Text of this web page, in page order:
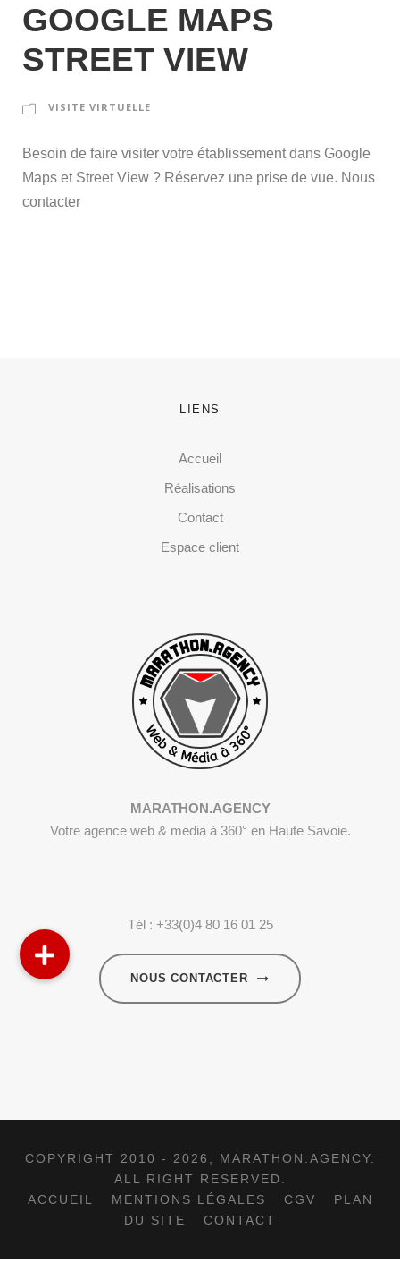
GOOGLE MAPS
STREET VIEW
VISITE VIRTUELLE
Besoin de faire visiter votre établissement dans Google
Maps et Street View ? Réservez une prise de vue. Nous
contacter
LIENS
Accueil
Réalisations
Contact
Espace client
MARATHON.AGENCY
Votre agence web & media à 360° en Haute Savoie.
Tél : +33(0)4 80 16 01 25
NOUS CONTACTER
COPYRIGHT 2010 - 2026, MARATHON.AGENCY.
ALL RIGHT RESERVED.
ACCUEIL
MENTIONS LÉGALES CGV
PLAN
DU SITE
CONTACT